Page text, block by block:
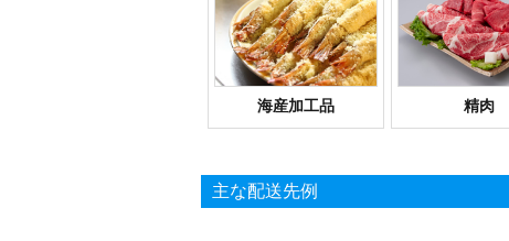
海産加工品 精肉
主な配送先例